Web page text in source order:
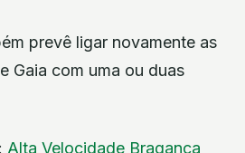
prevê ligar novamente as
Gaia com uma ou duas
Alta Velocidade Bragança